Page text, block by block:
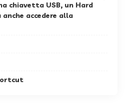
chiavetta USB, un Hard
anche accedere alla